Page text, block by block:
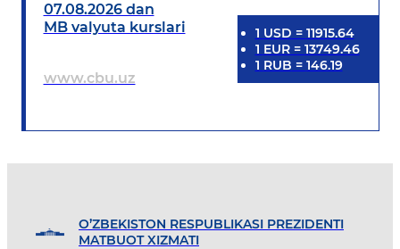
07.08.2026 dan
MB valyuta kurslari
www.cbu.uz
1 USD = 11915.64
1 EUR= 13749.46
1 RUB = 146.19
O’ZBEKISTON RESPUBLIKASI PREZIDENTI
MATBUOT XIZMATI